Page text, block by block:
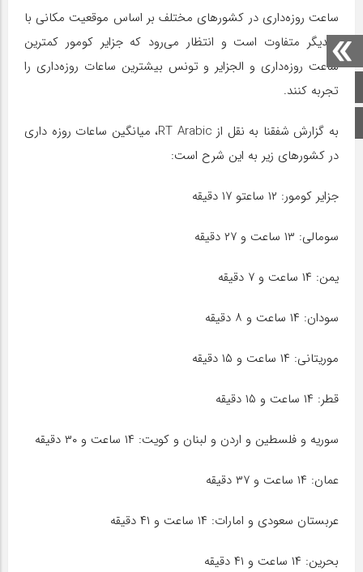
صفحه اصلی
اینستاگرام
ساعت روزه‌داری در کشورهای مختلف بر اساس موقعیت مکانی با
یکدیگر متفاوت است و انتظار می‌رود که جزایر کومور کمترین
ساعت روزه‌داری و الجزایر و تونس بیشترین ساعات روزه‌داری را
تجربه کنند.
به گزارش شفقنا به نقل از RT Arabic، میانگین ساعات روزه داری
در کشورهای زیر به این شرح است:
جزایر کومور: ۱۲ ساعتو ۱۷ دقیقه
سومالی: ۱۳ ساعت و ۲۷ دقیقه
یمن: ۱۴ ساعت و ۷ دقیقه
سودان: ۱۴ ساعت و ۸ دقیقه
موریتانی: ۱۴ ساعت و ۱۵ دقیقه
قطر: ۱۴ ساعت و ۱۵ دقیقه
سوریه و فلسطین و اردن و لبنان و کویت: ۱۴ ساعت و ۳۰ دقیقه
عمان: ۱۴ ساعت و ۳۷ دقیقه
عربستان سعودی و امارات: ۱۴ ساعت و ۴۱ دقیقه
بحرین: ۱۴ ساعت و ۴۱ دقیقه